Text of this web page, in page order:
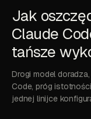
Jak
Claude
tańsze
Drogi model
Code, próg
jednej linijce